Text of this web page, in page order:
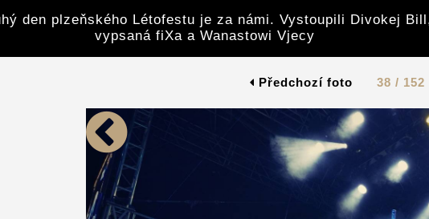
den plzeňského Létofestu je za námi. Vystoupili Divokej
vypsaná fiXa a Wanastowi Vjecy
Předchozí foto 38 / 152